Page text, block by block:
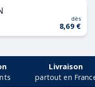
dès
8,69 €
Livraison
partout en